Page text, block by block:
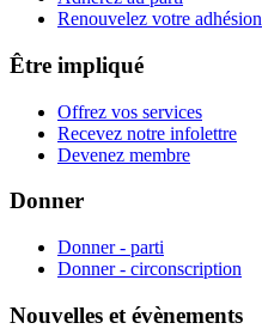
Renouvelez votre adhésion
Être impliqué
Offrez vos services
Recevez notre infolettre
Devenez membre
Donner
Donner - parti
Donner - circonscription
Nouvelles et évènements